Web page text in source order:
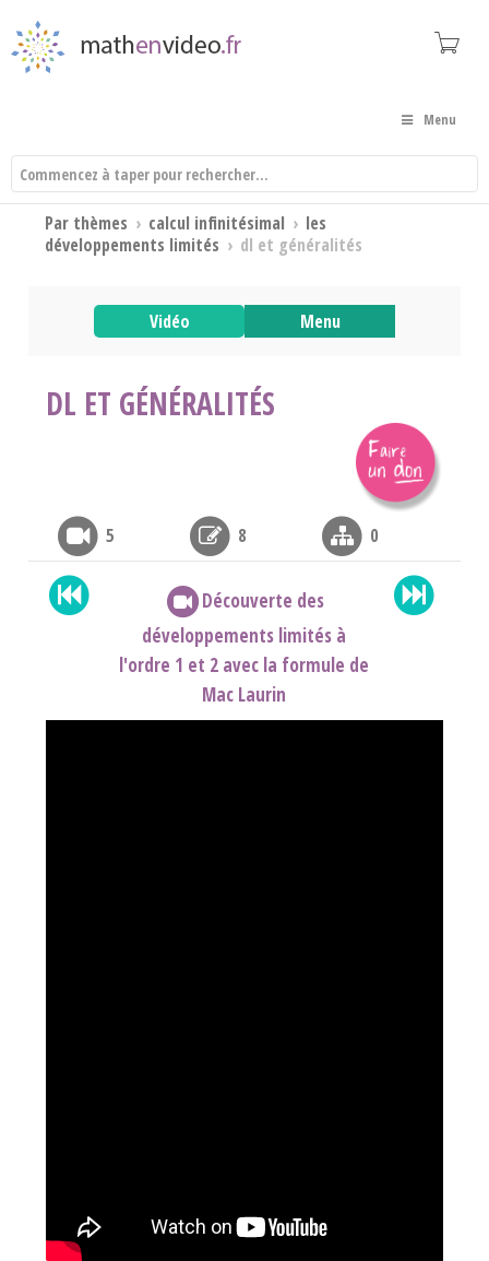
Menu
Par thèmes › calcul infinitésimal › les
développements limités › dl et généralités
Vidéo Menu
DL ET GÉNÉRALITÉS
5 8 0
Découverte des
développements limités à
l'ordre 1 et 2 avec la formule de
Mac Laurin